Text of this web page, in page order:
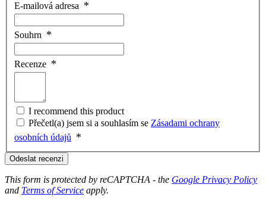
E-mailová adresa
Souhrn
Recenze
I recommend this product
Přečetl(a) jsem si a souhlasím se Zásadami ochrany
osobních údajů
Odeslat recenzi
This form is protected by reCAPTCHA - the Google Privacy Policy
and Terms of Service apply.